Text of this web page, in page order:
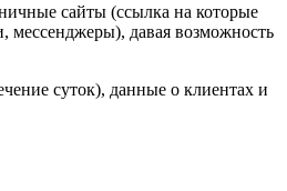
сайты (ссылка на которые
мессенджеры), давая возможность
суток), данные о клиентах и